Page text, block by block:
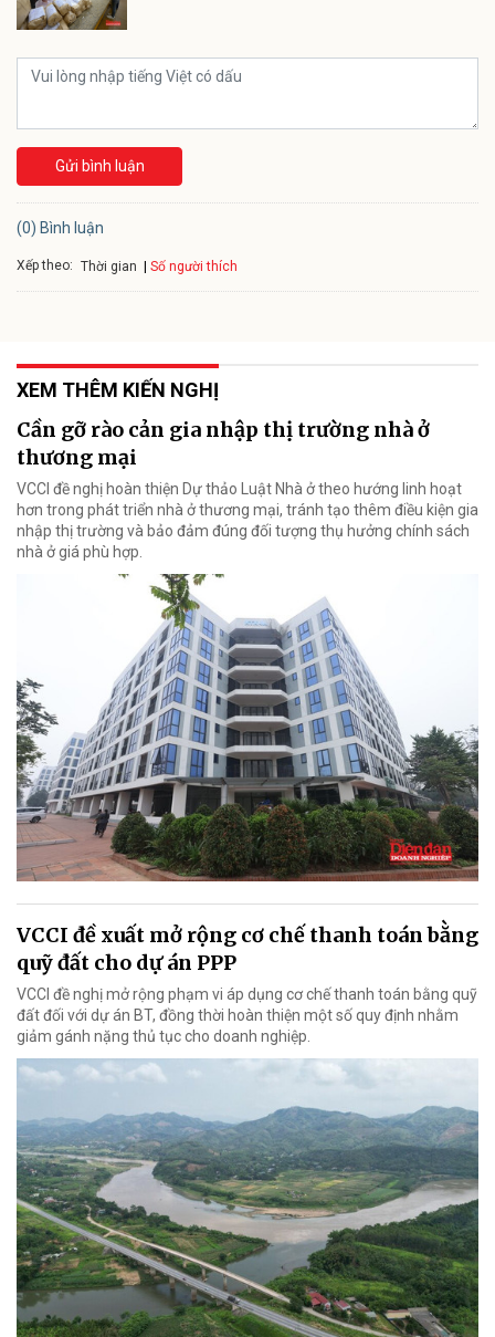
Gửi bình luận
(0) Bình luận
Xếp theo: Thời gian Số người thích
XEM THÊM KIẾN NGHỊ
Cần gỡ rào cản gia nhập thị trường nhà ở
thương mại
VCCI đề nghị hoàn thiện Dự thảo Luật Nhà ở theo hướng linh hoạt
hơn trong phát triển nhà ở thương mại, tránh tạo thêm điều kiện gia
nhập thị trường và bảo đảm đúng đối tượng thụ hưởng chính sách
nhà ở giá phù hợp.
VCCI đề xuất mở rộng cơ chế thanh toán bằng
quỹ đất cho dự án PPP
VCCI đề nghị mở rộng phạm vi áp dụng cơ chế thanh toán bằng quỹ
đất đối với dự án BT, đồng thời hoàn thiện một số quy định nhằm
giảm gánh nặng thủ tục cho doanh nghiệp.